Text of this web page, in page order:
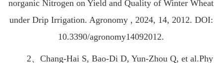
norganic Nitrogen on Yield and Quality of Winter Wheat
under Drip Irrigation. Agronomy , 2024, 14, 2012. DOI:
10.3390/agronomy14092012.
2、Chang-Hai S, Bao-Di D, Yun-Zhou Q, et al.Phy